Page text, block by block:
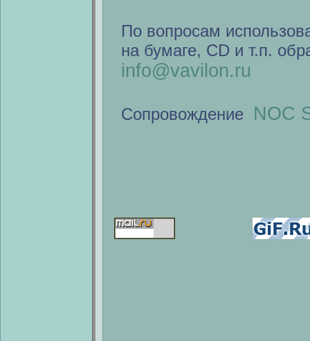
По вопросам
на бумаге, CD и т.п.
info@vavilon.ru
Сопровождение NOC